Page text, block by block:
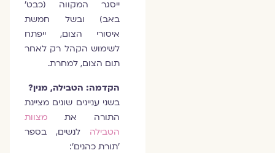
ייסגר המקווה (כבט׳
באב) ובשל חמשת
איסורי הצום, ייפתח
לשימוש הקהל רק לאחר
תום הצום, למחרת.
הקדמה: הטבילה, מנין?
בשני עניינים שונים מציינת
התורה את
מצוות
הטבילהלנשים, בספר
׳תורת כהנים׳: